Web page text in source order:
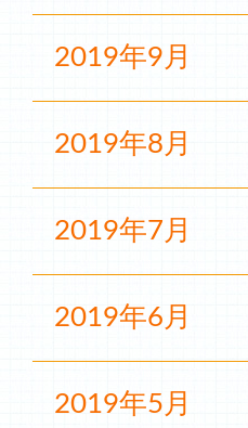
2019年9月
2019年8月
2019年7月
2019年6月
2019年5月